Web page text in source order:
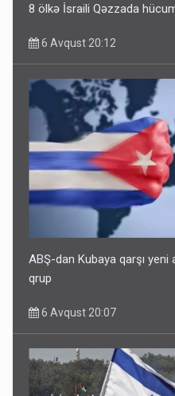
8 ölkə İsraili Qəzzada
6 Avqust 20:12
ABŞ-dan Kubaya qarşı yeni
qrup
6 Avqust 20:07